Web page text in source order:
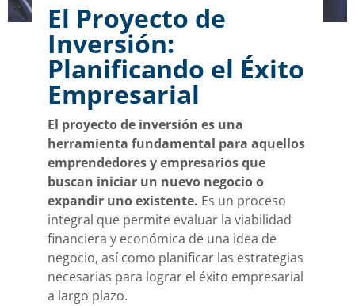
El Proyecto de
Inversión:
Planificando el Éxito
Empresarial
El proyecto de inversión es una
herramienta fundamental para aquellos
emprendedores y empresarios que
buscan iniciar un nuevo negocio o
expandir uno existente. Es un proceso
integral que permite evaluar la viabilidad
financiera y económica de una idea de
negocio, así como planificar las estrategias
necesarias para lograr el éxito empresarial
a largo plazo.